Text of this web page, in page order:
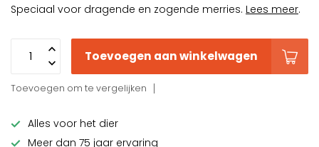
Speciaal voor dragende en zogende merries. Lees meer.
Toevoegen aan winkelwagen
Toevoegen om te vergelijken
Alles voor het dier
Meer dan 75 jaar ervaring